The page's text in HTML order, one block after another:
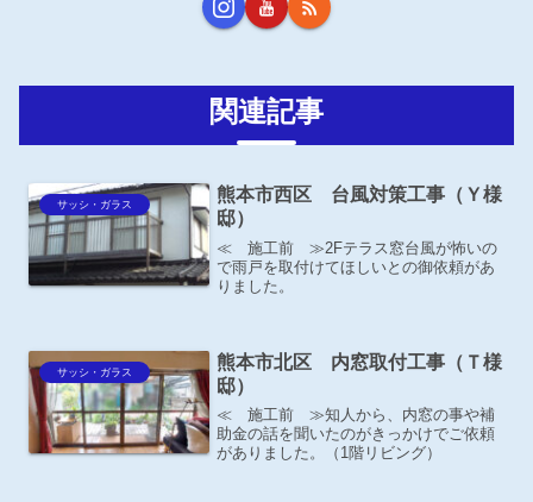
関連記事
サッシ・ガラス
熊本市西区 台風対策工事（Ｙ様
邸）
≪ 施工前 ≫2Fテラス窓台風が怖いの
で雨戸を取付けてほしいとの御依頼があ
りました。
サッシ・ガラス
熊本市北区 内窓取付工事（Ｔ様
邸）
≪ 施工前 ≫知人から、内窓の事や補
助金の話を聞いたのがきっかけでご依頼
がありました。（1階リビング）